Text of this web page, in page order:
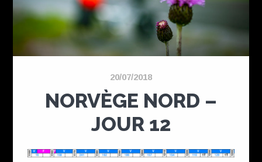
20/07/2018
NORVÈGE NORD –
JOUR 12